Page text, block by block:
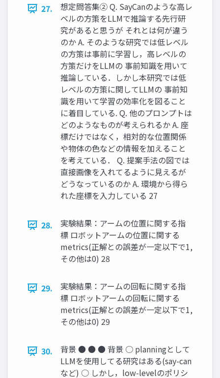
27.
想定問答集② Q. SayCanのような高レ
ベルの方策をLLMで推論する先行研
究があると思うが それとは何が違う
のか A. そのような研究では低レベル
の方策は事前に学習し，高レベルの
方策だけをLLMの 事前知識を用いて
推論している．しかし本研究では低
レベルの方策に関してLLMの 事前知
識を用いて学習の効率化を図ること
に着目している. Q. 他のプロンプトは
どのようなものが考えられるか A. 座
標だけではなく，相対的な位置関係
や物体の色などの情報を加えること
を考えている． Q. 提案手法の図では
直接画像を入れてるように見えるが
どうなっているのか A. 環境から得ら
れた座標を入力している 27
28.
実験結果：アームの位置に関する指
標 ロボットアームの位置に関する
metrics(正解との誤差が一定以下で1,
その他は0) 28
29.
実験結果：アームの回転に関する指
標 ロボットアームの回転に関する
metrics(正解との誤差が一定以下で1,
その他は0) 29
30.
背景 ● ● ● 背景 ○ planningとして
LLMを使用してる研究はある(say-can
など) ○ しかし，low-levelのポリシ